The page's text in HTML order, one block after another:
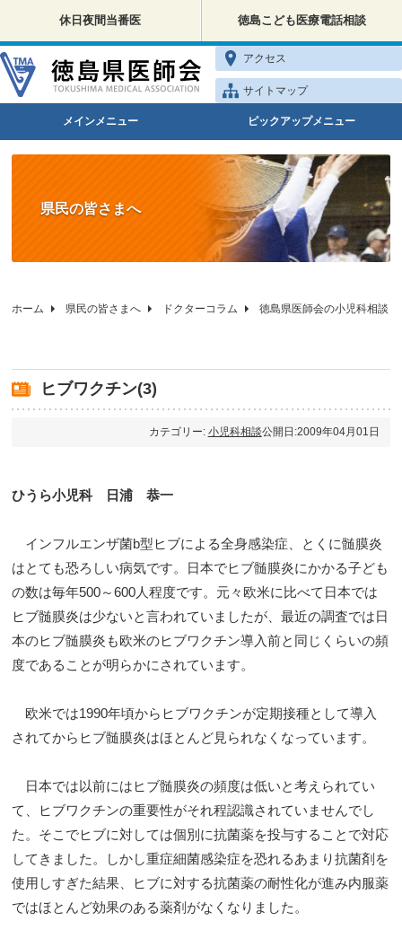
休日夜間当番医 徳島こども医療電話相談
アクセス
サイトマップ
メインメニュー ピックアップメニュー
県民の皆さまへ
ホーム 県民の皆さまへ ドクターコラム 徳島県医師会の小児科相談
ヒブワクチン(3)
カテゴリー: 小児科相談公開日:2009年04月01日
ひうら小児科 日浦 恭一
インフルエンザ菌b型ヒブによる全身感染症、とくに髄膜炎
はとても恐ろしい病気です。日本でヒブ髄膜炎にかかる子ども
の数は毎年500～600人程度です。元々欧米に比べて日本では
ヒブ髄膜炎は少ないと言われていましたが、最近の調査では日
本のヒブ髄膜炎も欧米のヒブワクチン導入前と同じくらいの頻
度であることが明らかにされています。
欧米では1990年頃からヒブワクチンが定期接種として導入
されてからヒブ髄膜炎はほとんど見られなくなっています。
日本では以前にはヒブ髄膜炎の頻度は低いと考えられてい
て、ヒブワクチンの重要性がそれ程認識されていませんでし
た。そこでヒブに対しては個別に抗菌薬を投与することで対応
してきました。しかし重症細菌感染症を恐れるあまり抗菌剤を
使用しすぎた結果、ヒブに対する抗菌薬の耐性化が進み内服薬
ではほとんど効果のある薬剤がなくなりました。